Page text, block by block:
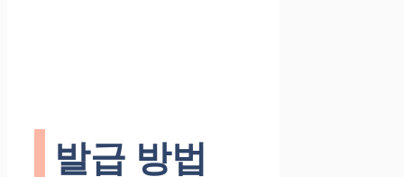
발급 방법